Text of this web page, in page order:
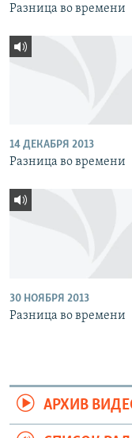
Разница во времени
14 ДЕКАБРЯ 2013
Разница во времени
30 НОЯБРЯ 2013
Разница во времени
АРХИВ